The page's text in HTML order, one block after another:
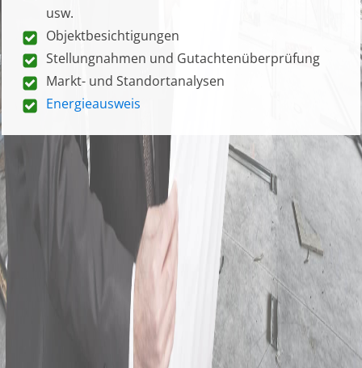
usw.
Objektbesichtigungen
Stellungnahmen und Gutachtenüberprüfung
Markt- und Standortanalysen
Energieausweis